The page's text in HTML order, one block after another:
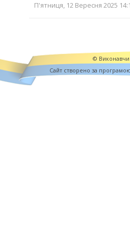
П'ятниця, 12 Вересня 2025
©
Cайт створено за